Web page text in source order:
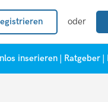
oder
inserieren Ratgeber